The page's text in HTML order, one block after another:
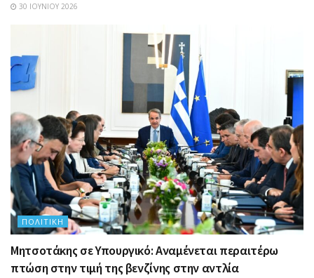
30 ΙΟΥΝΊΟΥ 2026
ΠΟΛΙΤΙΚΉ
Μητσοτάκης σε Υπουργικό: Αναμένεται περαιτέρω
πτώση στην τιμή της βενζίνης στην αντλία